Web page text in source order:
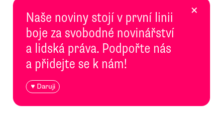
Naše noviny stojí v první linii
boje za svobodné novinářství
a lidská práva. Podpořte nás
a přidejte se k nám!
♥ Daruji
×